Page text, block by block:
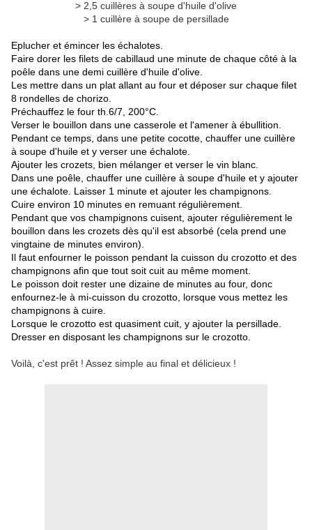
> 2,5 cuillères à soupe d'huile d'olive
> 1 cuillère à soupe de persillade
Eplucher et émincer les échalotes.
Faire dorer les filets de cabillaud une minute de chaque côté à la
poêle dans une demi cuillère d'huile d'olive.
Les mettre dans un plat allant au four et déposer sur chaque filet
8 rondelles de chorizo.
Préchauffez le four th.6/7, 200°C.
Verser le bouillon dans une casserole et l'amener à ébullition.
Pendant ce temps, dans une petite cocotte, chauffer une cuillère
à soupe d'huile et y verser une échalote.
Ajouter les crozets, bien mélanger et verser le vin blanc.
Dans une poêle, chauffer une cuillère à soupe d'huile et y ajouter
une échalote. Laisser 1 minute et ajouter les champignons.
Cuire environ 10 minutes en remuant régulièrement.
Pendant que vos champignons cuisent, ajouter régulièrement le
bouillon dans les crozets dès qu'il est absorbé (cela prend une
vingtaine de minutes environ).
Il faut enfourner le poisson pendant la cuisson du crozotto et des
champignons afin que tout soit cuit au même moment.
Le poisson doit rester une dizaine de minutes au four, donc
enfournez-le à mi-cuisson du crozotto, lorsque vous mettez les
champignons à cuire.
Lorsque le crozotto est quasiment cuit, y ajouter la persillade.
Dresser en disposant les champignons sur le crozotto.
Voilà, c'est prêt ! Assez simple au final et délicieux !